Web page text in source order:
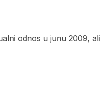
odnos u junu 2009, ali